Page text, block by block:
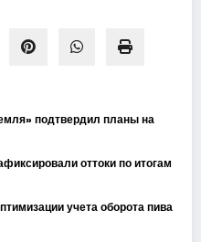
подтвердил планы на
оттоки по итогам
учета оборота пива